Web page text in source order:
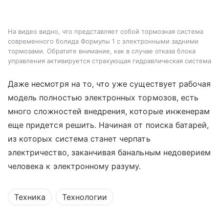
На видео видно, что представляет собой тормозная система
современного болида Формулы 1 с электронными задними
тормозами. Обратите внимание, как в случае отказа блока
управления активируется страхующая гидравлическая система
Даже несмотря на то, что уже существует рабочая
модель полностью электронных тормозов, есть
много сложностей внедрения, которые инженерам
еще придется решить. Начиная от поиска батарей,
из которых система станет черпать
электричество, заканчивая банальным недоверием
человека к электронному разуму.
Техника Технологии